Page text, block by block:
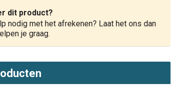
dit product?
nodig met het afrekenen? Laat het ons dan
je graag.